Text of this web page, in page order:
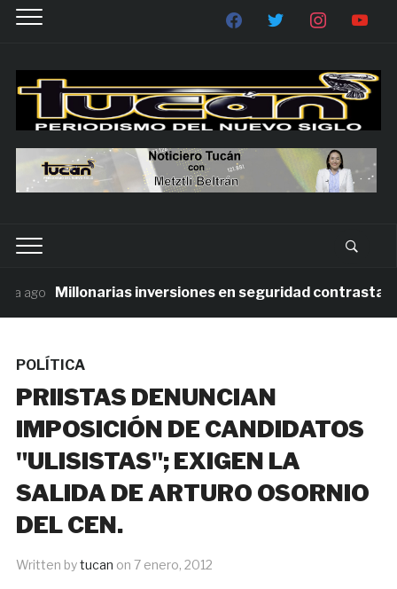
Millonarias inversiones en seguridad contrastan
POLÍTICA
PRIISTAS DENUNCIAN
IMPOSICIÓN DE CANDIDATOS
"ULISISTAS"; EXIGEN LA
SALIDA DE ARTURO OSORNIO
DEL CEN.
Written bytucan on 7 enero, 2012